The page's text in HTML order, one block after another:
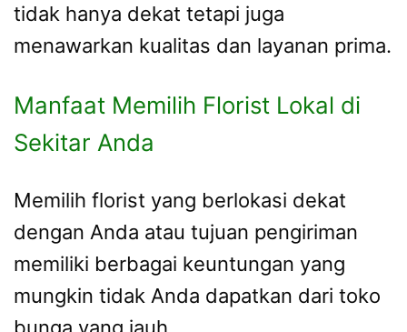
tidak hanya dekat tetapi juga
menawarkan kualitas dan layanan prima.
Manfaat Memilih Florist Lokal di
Sekitar Anda
Memilih florist yang berlokasi dekat
dengan Anda atau tujuan pengiriman
memiliki berbagai keuntungan yang
mungkin tidak Anda dapatkan dari toko